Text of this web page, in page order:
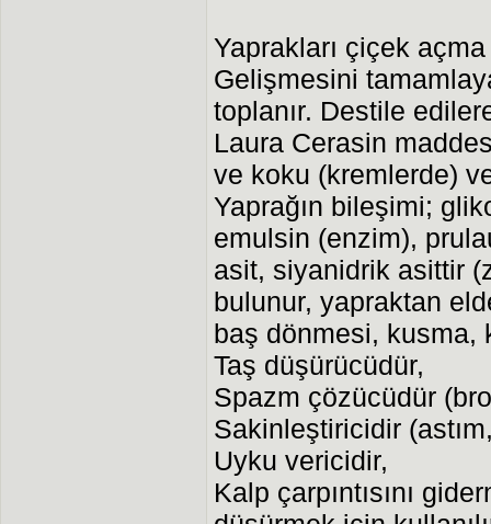
Yaprakları çiçek
Gelişmesini
toplanır. Destile
Laura Cerasin
ve koku (kremlerde)
Yaprağın bileşimi;
emulsin (enzim),
asit, siyanidrik asittir
bulunur, yapraktan
baş dönmesi, kusma,
Taş düşürücüdür,
Spazm çözücüdür
Sakinleştiricidir
Uyku vericidir,
Kalp çarpıntısını